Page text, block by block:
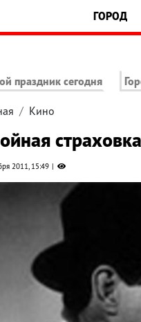
ГОРОД
праздник сегодня
Кино
страховка
2011, 15:49